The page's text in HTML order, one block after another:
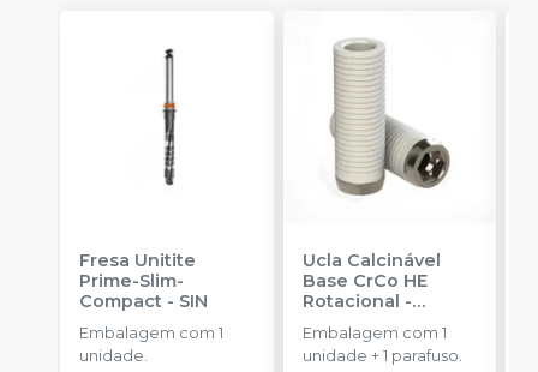
Fresa Unitite
Prime-Slim-
Compact - SIN
Embalagem com 1
unidade.
Ucla Calcinável
Base CrCo HE
Rotacional -
SINGULAR
Embalagem com 1
unidade + 1 parafuso.